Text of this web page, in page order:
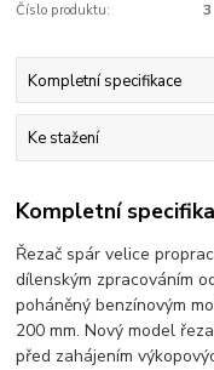
Číslo produktu: 3
Kompletní specifikace
Ke stažení
Kompletní
Řezač spár velice
dílenským zpracováním
poháněný benzínovým
200 mm. Nový model
před zahájením